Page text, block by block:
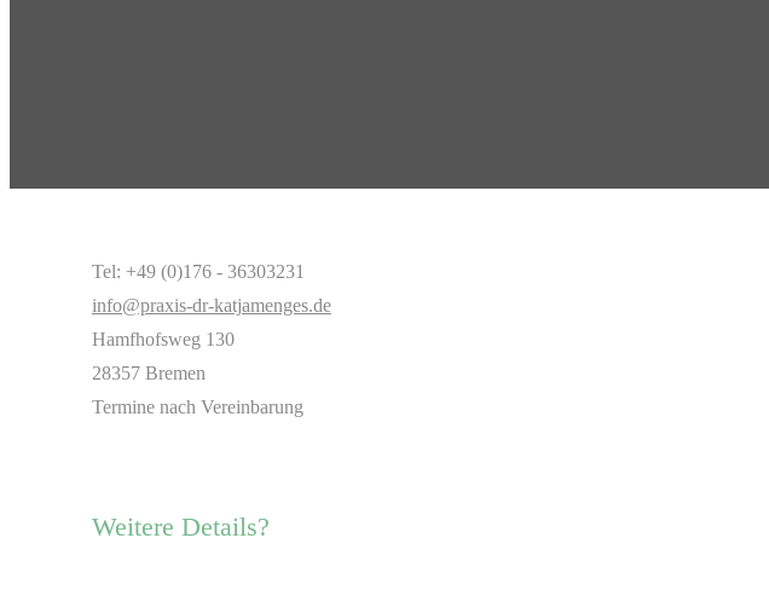
Tel: +49 (0)176 - 36303231
info@praxis-dr-katjamenges.de
Hamfhofsweg 130
28357 Bremen
Termine nach Vereinbarung
Weitere Details?